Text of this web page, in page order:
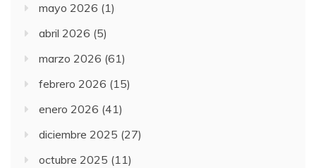
mayo 2026 (1)
abril 2026 (5)
marzo 2026 (61)
febrero 2026 (15)
enero 2026 (41)
diciembre 2025 (27)
octubre 2025 (11)